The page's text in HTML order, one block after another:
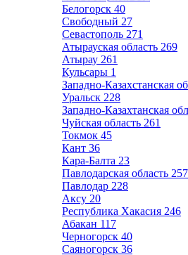
Белогорск 40
Свободный 27
Севастополь 271
Атырауская область 269
Атырау 261
Кульсары 1
Западно-Казахстанская
Уральск 228
Западно-Казахтанская
Чуйская область 261
Токмок 45
Кант 36
Кара-Балта 23
Павлодарская область 257
Павлодар 228
Аксу 20
Республика Хакасия 246
Абакан 117
Черногорск 40
Саяногорск 36